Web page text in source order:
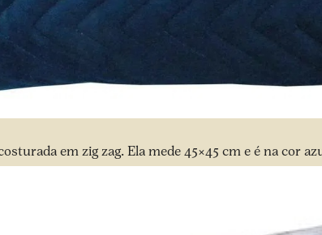
em zig zag. Ela mede 45×45 cm e é na cor